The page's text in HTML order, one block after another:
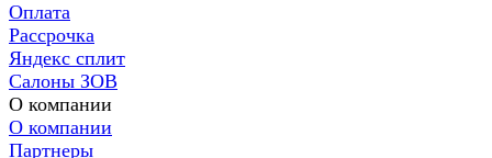
Оплата
Рассрочка
Яндекс сплит
Салоны ЗОВ
О компании
О компании
Партнеры